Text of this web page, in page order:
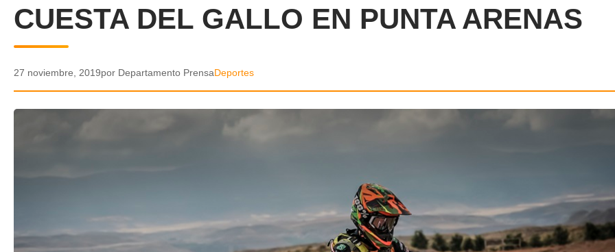
CUESTA DEL GALLO EN PUNTA ARENAS
27 noviembre, 2019por Departamento PrensaDeportes